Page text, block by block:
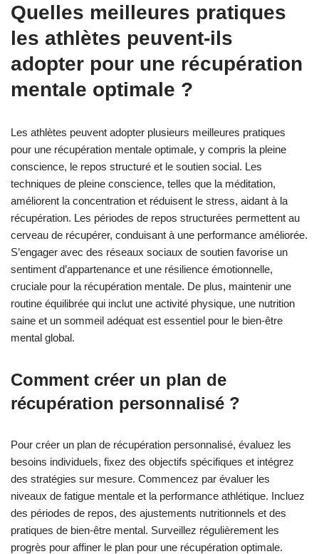
Quelles meilleures pratiques
les athlètes peuvent-ils
adopter pour une récupération
mentale optimale ?
Les athlètes peuvent adopter plusieurs meilleures pratiques
pour une récupération mentale optimale, y compris la pleine
conscience, le repos structuré et le soutien social. Les
techniques de pleine conscience, telles que la méditation,
améliorent la concentration et réduisent le stress, aidant à la
récupération. Les périodes de repos structurées permettent au
cerveau de récupérer, conduisant à une performance améliorée.
S’engager avec des réseaux sociaux de soutien favorise un
sentiment d’appartenance et une résilience émotionnelle,
cruciale pour la récupération mentale. De plus, maintenir une
routine équilibrée qui inclut une activité physique, une nutrition
saine et un sommeil adéquat est essentiel pour le bien-être
mental global.
Comment créer un plan de
récupération personnalisé ?
Pour créer un plan de récupération personnalisé, évaluez les
besoins individuels, fixez des objectifs spécifiques et intégrez
des stratégies sur mesure. Commencez par évaluer les
niveaux de fatigue mentale et la performance athlétique. Incluez
des périodes de repos, des ajustements nutritionnels et des
pratiques de bien-être mental. Surveillez régulièrement les
progrès pour affiner le plan pour une récupération optimale.